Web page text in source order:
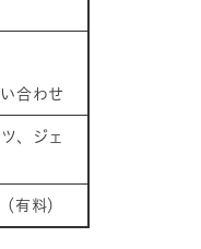
合わせ
、ジェ
有料）